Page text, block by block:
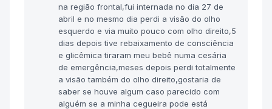
na região frontal,fui internada no dia 27 de
abril e no mesmo dia perdi a visão do olho
esquerdo e via muito pouco com olho direito,5
dias depois tive rebaixamento de consciência
e glicêmica tiraram meu bebê numa cesária
de emergência,meses depois perdi totalmente
a visão também do olho direito,gostaria de
saber se houve algum caso parecido com
alguém se a minha cegueira pode está